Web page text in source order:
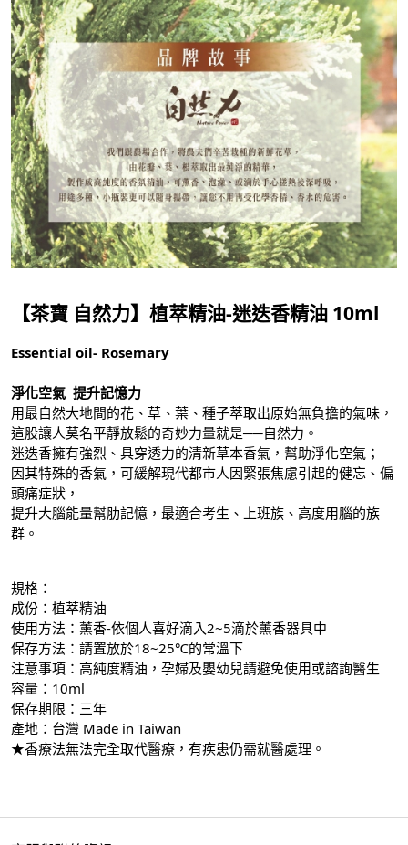
【茶寶 自然力】植萃精油-迷迭香精油 10ml
Essential oil- Rosemary
淨化空氣 提升記憶力
用最自然大地間的花、草、葉、種子萃取出原始無負擔的氣味，
這股讓人莫名平靜放鬆的奇妙力量就是──自然力。
迷迭香擁有強烈、具穿透力的清新草本香氣，幫助淨化空氣；
因其特殊的香氣，可緩解現代都市人因緊張焦慮引起的健忘、偏
頭痛症狀，
提升大腦能量幫肋記憶，最適合考生、上班族、高度用腦的族
群。
規格：
成份：植萃精油
使用方法：薰香-依個人喜好滴入2~5滴於薰香器具中
保存方法：請置放於18~25℃的常溫下
注意事項：高純度精油，孕婦及嬰幼兒請避免使用或諮詢醫生
容量：10ml
保存期限：三年
產地：台灣 Made in Taiwan
★香療法無法完全取代醫療，有疾患仍需就醫處理。